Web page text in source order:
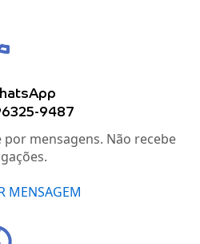
9487
mensagens. Não recebe
MENSAGEM